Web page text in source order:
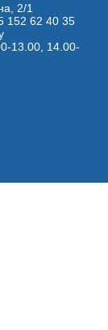
2/1
152 62 40 35
13.00, 14.00-